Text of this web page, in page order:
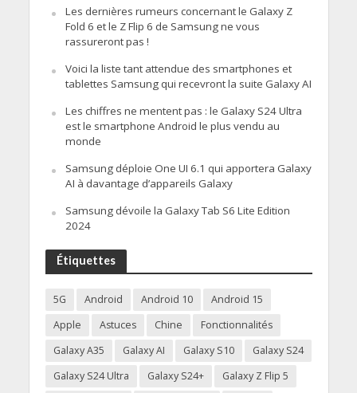
Les dernières rumeurs concernant le Galaxy Z
Fold 6 et le Z Flip 6 de Samsung ne vous
rassureront pas !
Voici la liste tant attendue des smartphones et
tablettes Samsung qui recevront la suite Galaxy AI
Les chiffres ne mentent pas : le Galaxy S24 Ultra
est le smartphone Android le plus vendu au
monde
Samsung déploie One UI 6.1 qui apportera Galaxy
AI à davantage d’appareils Galaxy
Samsung dévoile la Galaxy Tab S6 Lite Edition
2024
Étiquettes
5G Android Android 10
Android 15
Apple
Astuces Chine
Fonctionnalités
Galaxy A35
Galaxy AI Galaxy S10
Galaxy S24
Galaxy S24 Ultra
Galaxy S24+
Galaxy Z Flip 5